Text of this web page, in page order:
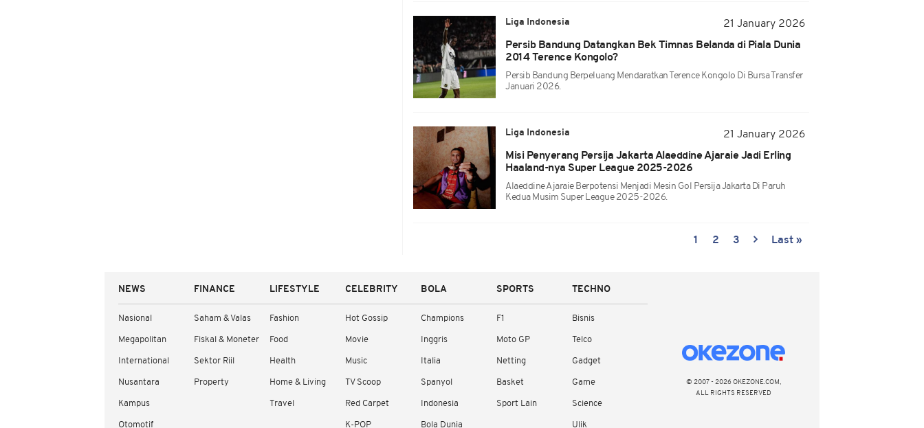
Liga Indonesia
21 January 2026
Persib Bandung Datangkan Bek Timnas Belanda di Piala Dunia
2014 Terence Kongolo?
Persib Bandung Berpeluang Mendaratkan Terence Kongolo Di Bursa Transfer
Januari 2026.
Liga Indonesia
21 January 2026
Misi Penyerang Persija Jakarta Alaeddine Ajaraie Jadi Erling
Haaland-nya Super League 2025-2026
Alaeddine Ajaraie Berpotensi Menjadi Mesin Gol Persija Jakarta Di Paruh
Kedua Musim Super League 2025-2026.
1 2 3 Last »
NEWS
Nasional
Megapolitan
International
Nusantara
Kampus
Otomotif
FINANCE
Saham & Valas
Fiskal & Moneter
Sektor Riil
Property
LIFESTYLE
Fashion
Food
Health
Home & Living
Travel
CELEBRITY
Hot Gossip
Movie
Music
TV Scoop
Red Carpet
K-POP
BOLA
Champions
Inggris
Italia
Spanyol
Indonesia
Bola Dunia
SPORTS
F1
Moto GP
Netting
Basket
Sport Lain
TECHNO
Bisnis
Telco
Gadget
Game
Science
Ulik
© 2007 - 2026 OKEZONE.COM,
ALL RIGHTS RESERVED